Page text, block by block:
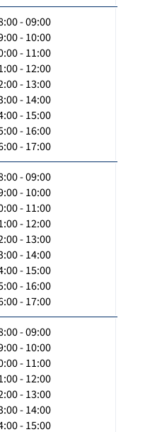
- 09:00
- 10:00
- 11:00
- 12:00
- 13:00
- 14:00
- 15:00
- 16:00
- 17:00
- 09:00
- 10:00
- 11:00
- 12:00
- 13:00
- 14:00
- 15:00
- 16:00
- 17:00
- 09:00
- 10:00
- 11:00
- 12:00
- 13:00
- 14:00
- 15:00